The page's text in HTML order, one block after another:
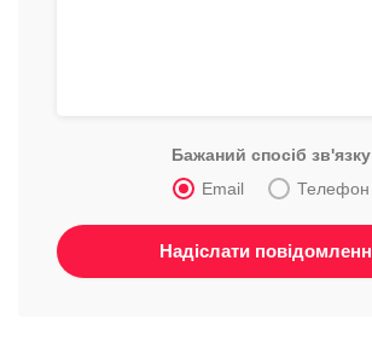
Бажаний спосіб зв'язку
Email
Телефон